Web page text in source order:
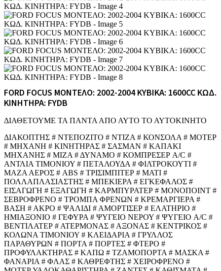
FORD FOCUS ΜΟΝΤΕΛΟ: 2002-2004 ΚΥΒΙΚΑ: 1600CC ΚΩΔ.
ΚΙΝΗΤΗΡΑ: FYDB
ΔΙΑΘΕΤΟΥΜΕ ΤΑ ΠΑΝΤΑ ΑΠΟ ΑΥΤΟ ΤΟ ΑΥΤΟΚΙΝΗΤΟ
ΔΙΑΚΟΠΤΗΣ # ΝΤΕΠΟΖΙΤΟ # ΝΤΙΖΑ # ΚΟΝΣΟΛΑ # ΜΟΤΕΡ
# ΜΗΧΑΝΗ # ΚΙΝΗΤΗΡΑΣ # ΣΑΣΜΑΝ # ΚΑΠΑΚΙ
ΜΗΧΑΝΗΣ # ΜΙΖΑ # ΔΥΝΑΜΟ # ΚΟΜΠΡΕΣΕΡ A/C #
ΑΝΤΛΙΑ ΤΙΜΟΝΙΟΥ # ΠΕΤΑΛΟΥΔΑ # ΦΙΛΤΡΟΚΟΥΤΙ #
ΜΑΖΑ ΑΕΡΟΣ # ABS # ΤΡΙΣΙΜΠΙΤΕΡ # ΜΑΤΙ #
ΠΟΛΛΑΠΛΑΣΙΑΣΤΗΣ # ΜΠΕΚΙΕΡΑ # ΕΓΚΕΦΑΛΟΣ #
ΕΙΣΑΓΩΓΗ # ΕΞΑΓΩΓΗ # ΚΑΡΜΠΥΡΑΤΕΡ # ΜΟΝΟΠΟΙΝΤ #
ΣΕΒΡΟΦΡΕΝΟ # ΤΡΟΜΠΑ ΦΡΕΝΩΝ # ΚΡΕΜΑΡΓΙΕΡΑ #
ΒΑΣΗ # ΑΚΡΟ # ΨΑΛΙΔΙ # ΑΜΟΡΤΙΣΕΡ # ΕΛΑΤΗΡΙΟ #
ΗΜΙΑΞΟΝΙΟ # ΓΕΦΥΡΑ # ΨΥΓΕΙΟ ΝΕΡΟΥ # ΨΥΓΕΙΟ A/C #
ΒΕΝΤΙΛΑΤΕΡ # ΑΤΕΡΜΟΝΑΣ # ΑΞΟΝΑΣ # ΚΕΝΤΡΙΚΟΣ #
ΚΟΛΩΝΑ ΤΙΜΟΝΙΟΥ # ΚΛΕΙΔΑΡΙΑ # ΓΡΥΛΛΟΣ
ΠΑΡΑΘΥΡΩΝ # ΠΟΡΤΑ # ΠΟΡΤΕΣ # ΦΤΕΡΟ #
ΠΡΟΦΥΛΑΚΤΗΡΑΣ # ΚΑΠΩ # ΤΖΑΜΟΠΟΡΤΑ # ΜΑΣΚΑ #
ΦΑΝΑΡΙΑ # ΦΛΑΣ # ΚΑΘΡΕΦΤΗΣ # ΧΕΙΡΟΦΡΕΝΟ #